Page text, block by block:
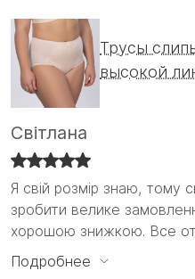
Трусы
высокой
Світлана
Я свій розмір знаю, тому
зробити велике
хорошою знижкою. Все
Я свій розмір знаю, тому
зробити велике
хорошою знижкою. Все
задоволена своїм
пробу трикотажні
Подробнее